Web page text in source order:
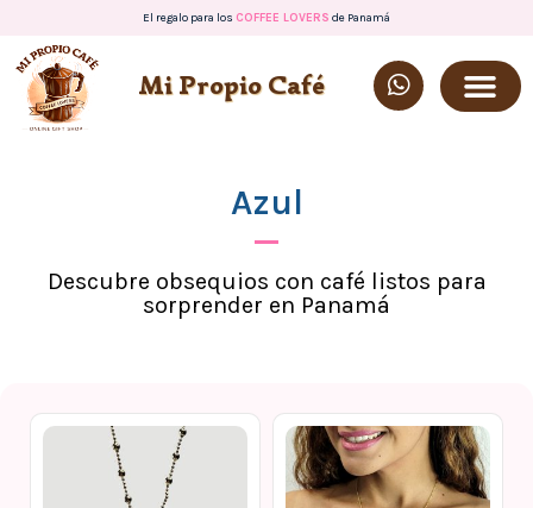
El regalo para los COFFEE LOVERS de Panamá
Mi Propio Café
Azul
Descubre obsequios con café listos para
sorprender en Panamá